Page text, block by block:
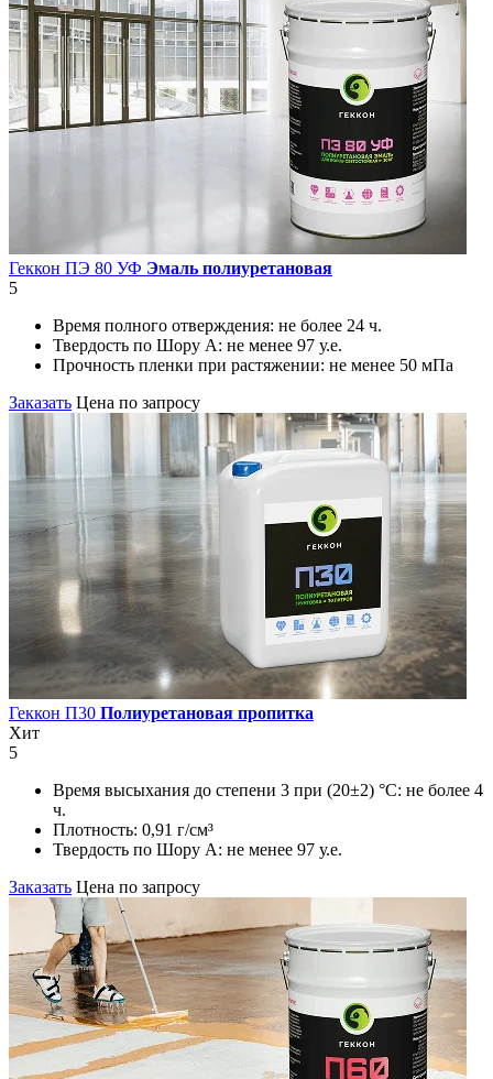
Геккон ПЭ 80 УФ Эмаль полиуретановая
5
Время полного отверждения: не более 24 ч.
Твердость по Шору А: не менее 97 у.е.
Прочность пленки при растяжении: не менее 50 мПа
Заказать Цена по запросу
Геккон П30 Полиуретановая пропитка
Хит
5
Время высыхания до степени 3 при (20±2) °С: не более 4
ч.
Плотность: 0,91 г/см³
Твердость по Шору А: не менее 97 у.е.
Заказать Цена по запросу